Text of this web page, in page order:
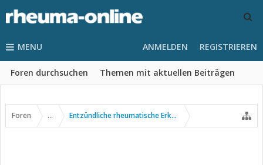
MENU
Foren durchsuchen Themen mit aktuellen Beiträgen
ANMELDEN REGISTRIEREN
Foren ... Entzündliche rheumatische Erkrankungen